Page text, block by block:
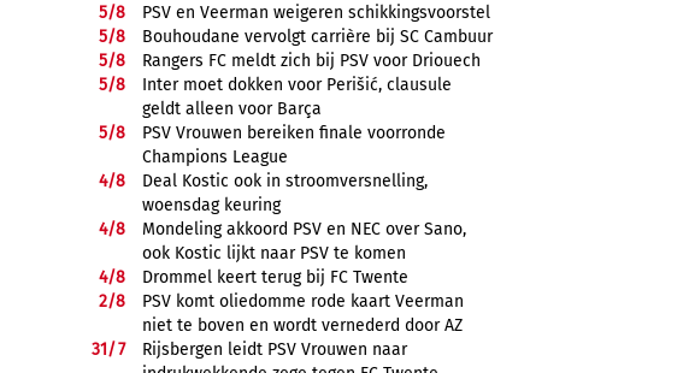
5/8
PSV en Veerman weigeren schikkingsvoorstel
5/8
Bouhoudane vervolgt carrière bij SC Cambuur
5/8
Rangers FC meldt zich bij PSV voor Driouech
5/8
Inter moet dokken voor Perišić, clausule
geldt alleen voor Barça
5/8
PSV Vrouwen bereiken finale voorronde
Champions League
4/8
Deal Kostic ook in stroomversnelling,
woensdag keuring
4/8
Mondeling akkoord PSV en NEC over Sano,
ook Kostic lijkt naar PSV te komen
4/8
Drommel keert terug bij FC Twente
2/8
PSV komt oliedomme rode kaart Veerman
niet te boven en wordt vernederd door AZ
31/7
Rijsbergen leidt PSV Vrouwen naar